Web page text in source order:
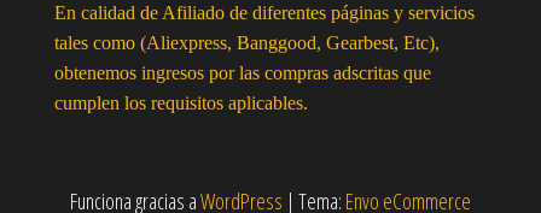
En calidad de Afiliado de diferentes páginas y servicios
tales como (Aliexpress, Banggood, Gearbest, Etc),
obtenemos ingresos por las compras adscritas que
cumplen los requisitos aplicables.
Funciona gracias aWordPress | Tema: Envo eCommerce